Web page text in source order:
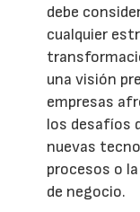
debe
cualquier
una visión
empresas
los desafíos
nuevas
procesos o
de negocio.